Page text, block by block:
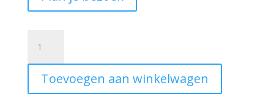
Joelle
metaal
koper
bruin
Toevoegen aan winkelwagen